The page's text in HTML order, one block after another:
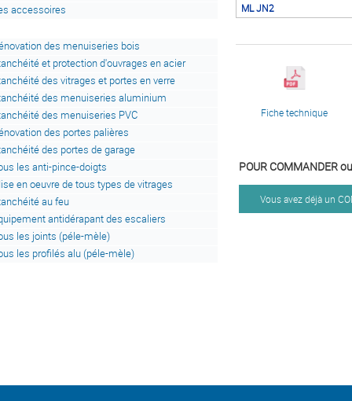
accessoires
des menuiseries bois
et protection d'ouvrages en acier
des vitrages et portes en verre
des menuiseries aluminium
des menuiseries PVC
des portes palières
des portes de garage
les anti-pince-doigts
en oeuvre de tous types de vitrages
au feu
antidérapant des escaliers
les joints (péle-mèle)
les profilés alu (péle-mèle)
ML JN2
Fiche technique
POUR COMMANDER
Vous avez déjà un